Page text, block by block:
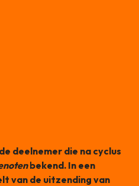
deelnemer die na cyclus
bekend. In een
van de uitzending van